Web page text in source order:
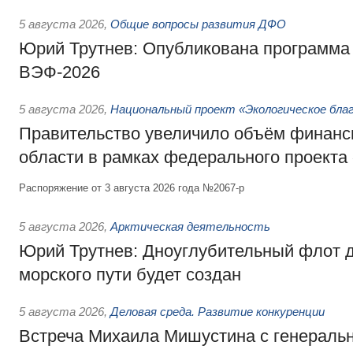
5 августа 2026, Общие вопросы развития ДФО
Юрий Трутнев: Опубликована
ВЭФ-2026
5 августа 2026, Национальный проект «Экологическое
Правительство увеличило объём
области в рамках федерального
Распоряжение от 3 августа 2026 года №2067-р
5 августа 2026, Арктическая деятельность
Юрий Трутнев: Дноуглубительный флот
морского пути будет создан
5 августа 2026, Деловая среда. Развитие конкуренции
Встреча Михаила Мишустина с